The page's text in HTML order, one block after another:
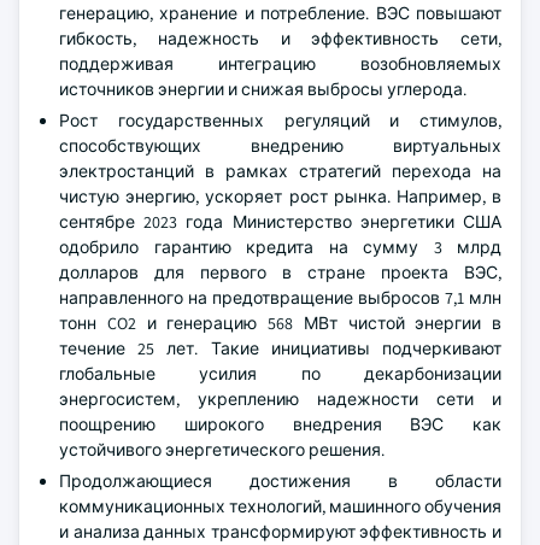
генерацию, хранение и потребление. ВЭС повышают
гибкость, надежность и эффективность сети,
поддерживая интеграцию возобновляемых
источников энергии и снижая выбросы углерода.
Рост государственных регуляций и стимулов,
способствующих внедрению виртуальных
электростанций в рамках стратегий перехода на
чистую энергию, ускоряет рост рынка. Например, в
сентябре 2023 года Министерство энергетики США
одобрило гарантию кредита на сумму 3 млрд
долларов для первого в стране проекта ВЭС,
направленного на предотвращение выбросов 7,1 млн
тонн CO2 и генерацию 568 МВт чистой энергии в
течение 25 лет. Такие инициативы подчеркивают
глобальные усилия по декарбонизации
энергосистем, укреплению надежности сети и
поощрению широкого внедрения ВЭС как
устойчивого энергетического решения.
Продолжающиеся достижения в области
коммуникационных технологий, машинного обучения
и анализа данных трансформируют эффективность и